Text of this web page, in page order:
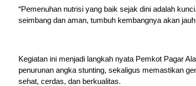
“Pemenuhan nutrisi yang baik sejak dini adalah
seimbang dan aman, tumbuh kembangnya akan
Kegiatan ini menjadi langkah nyata Pemkot Pagar
penurunan angka stunting, sekaligus memastikan
sehat, cerdas, dan berkualitas.